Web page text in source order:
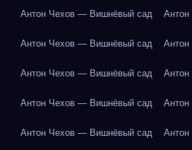
Антон Чехов — Вишнёвый сад
Антон Чехов — Вишнёвый сад
Антон Чехов — Вишнёвый сад
Антон Чехов — Вишнёвый сад
Антон Чехов — Вишнёвый сад